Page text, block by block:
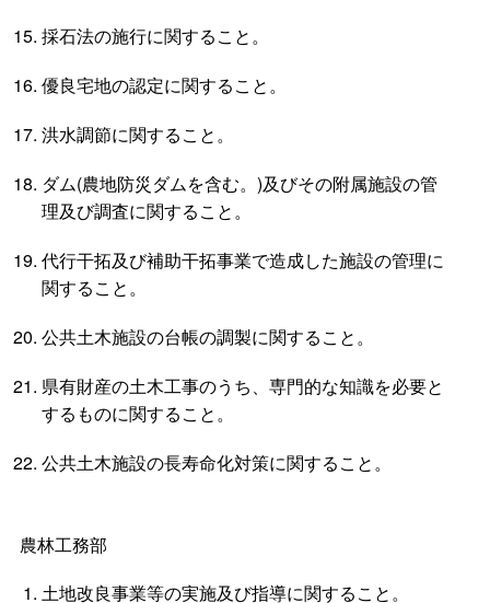
採石法の施行に関すること。
優良宅地の認定に関すること。
洪水調節に関すること。
ダム(農地防災ダムを含む。)及びその附属施設の管
理及び調査に関すること。
代行干拓及び補助干拓事業で造成した施設の管理に
関すること。
公共土木施設の台帳の調製に関すること。
県有財産の土木工事のうち、専門的な知識を必要と
するものに関すること。
公共土木施設の長寿命化対策に関すること。
農林工務部
土地改良事業等の実施及び指導に関すること。